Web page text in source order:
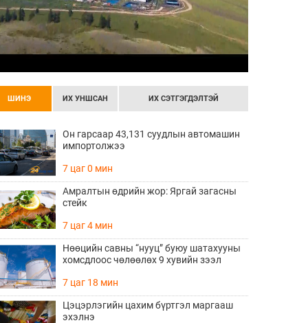
ШИНЭ ИХ УНШСАН ИХ СЭТГЭГДЭЛТЭЙ
Он гарсаар 43,131 суудлын автомашин
импортолжээ
7 цаг 0 мин
Амралтын өдрийн жор: Яргай загасны
стейк
7 цаг 4 мин
Нөөцийн савны “нууц” буюу шатахууны
хомсдлоос чөлөөлөх 9 хувийн зээл
7 цаг 18 мин
Цэцэрлэгийн цахим бүртгэл маргааш
эхэлнэ